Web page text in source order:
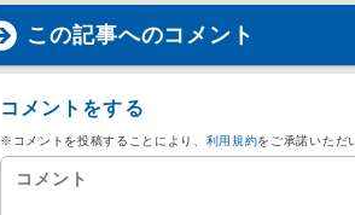
この記事へのコメント
コメントをする
※コメントを投稿することにより、 利用規約をご承諾いただ